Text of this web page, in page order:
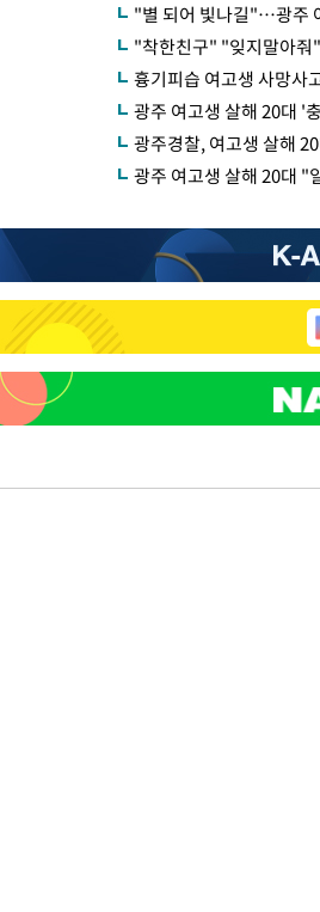
"별 되어 빛나길"…광주
"착한친구" "잊지말아
흉기피습 여고생 사망
광주 여고생 살해 20대 '
광주경찰, 여고생 살해
광주 여고생 살해 20대